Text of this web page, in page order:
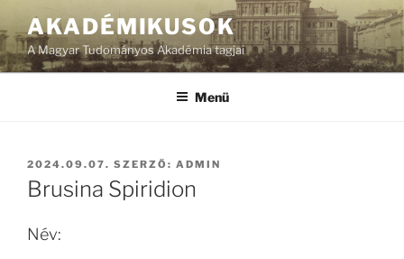
AKADÉMIKUSOK
A Magyar Tudományos Akadémia tagjai
Menü
BEKÜLDVE:
2024.09.07. SZERZŐ: ADMIN
Brusina Spiridion
Név: